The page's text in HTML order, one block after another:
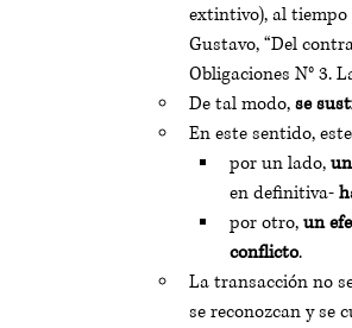
extintivo), al tiempo
Gustavo, “Del
Obligaciones N° 3.
De tal modo, se
En este sentido,
por un lado,
en definitiva-
por otro, un
conflicto.
La transacción no
se reconozcan y se